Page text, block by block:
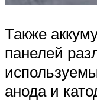
Также
панелей
анода и